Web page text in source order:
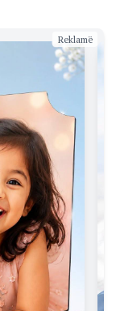
Reklamë